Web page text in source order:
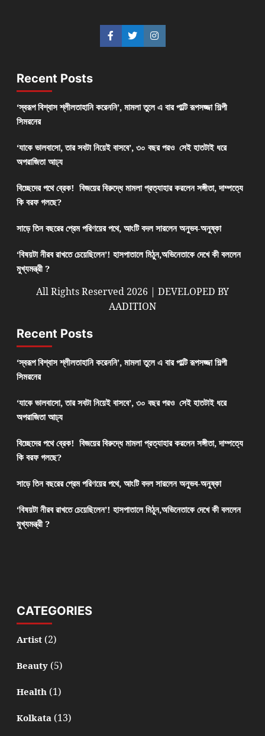
Recent Posts
‘স্বরূপ বিশ্বাস শ্লীলতাহানি করেননি’, মামলা তুলে এ বার পাল্টি রূপসজ্জা শিল্পী
সিমরনের
‘যাকে ভালবাসো, তার সবটা নিয়েই বাসবে’, ৩০ বছর পরও সেই হাতটাই ধরে
অপরাজিতা আঢ্য
বিচ্ছেদের পথে ব্রেক! বিজয়ের বিরুদ্ধে মামলা প্রত্যাহার করলেন সঙ্গীতা, দাম্পত্যে
কি বরফ গলছে?
সাড়ে তিন বছরের প্রেম পরিণয়ের পথে, আংটি বদল সারলেন অনুভব-অনুষ্কা
‘বিষয়টা নীরব রাখতে চেয়েছিলেন’! হাসপাতালে মিঠুন,অভিনেতাকে দেখে কী বললেন
মুখ্যমন্ত্রী ?
All Rights Reserved 2026 | DEVELOPED BY
AADITION
Recent Posts
‘স্বরূপ বিশ্বাস শ্লীলতাহানি করেননি’, মামলা তুলে এ বার পাল্টি রূপসজ্জা শিল্পী
সিমরনের
‘যাকে ভালবাসো, তার সবটা নিয়েই বাসবে’, ৩০ বছর পরও সেই হাতটাই ধরে
অপরাজিতা আঢ্য
বিচ্ছেদের পথে ব্রেক! বিজয়ের বিরুদ্ধে মামলা প্রত্যাহার করলেন সঙ্গীতা, দাম্পত্যে
কি বরফ গলছে?
সাড়ে তিন বছরের প্রেম পরিণয়ের পথে, আংটি বদল সারলেন অনুভব-অনুষ্কা
‘বিষয়টা নীরব রাখতে চেয়েছিলেন’! হাসপাতালে মিঠুন,অভিনেতাকে দেখে কী বললেন
মুখ্যমন্ত্রী ?
CATEGORIES
Artist(2)
Beauty(5)
Health(1)
Kolkata(13)